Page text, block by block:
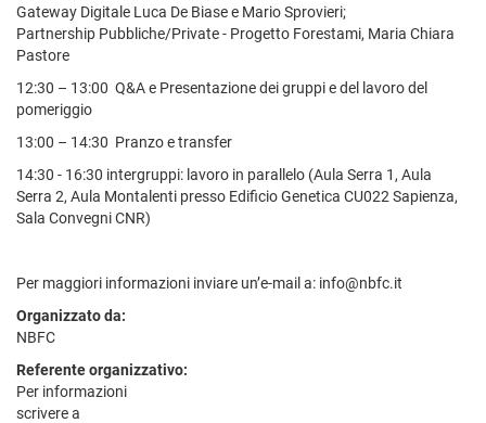
Gateway Digitale Luca De Biase e Mario Sprovieri;
Partnership Pubbliche/Private - Progetto Forestami, Maria Chiara
Pastore
12:30 – 13:00 Q&A e Presentazione dei gruppi e del lavoro del
pomeriggio
13:00 – 14:30 Pranzo e transfer
14:30 - 16:30 intergruppi: lavoro in parallelo (Aula Serra 1, Aula
Serra 2, Aula Montalenti presso Edificio Genetica CU022 Sapienza,
Sala Convegni CNR)
Per maggiori informazioni inviare un’e-mail a: info@nbfc.it
Organizzato da:
NBFC
Referente organizzativo:
Per informazioni
scrivere a